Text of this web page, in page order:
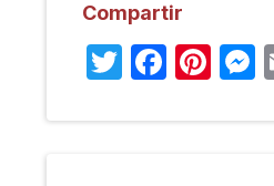
Compartir
Twitter